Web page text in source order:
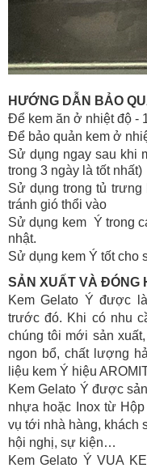
HƯỚNG DẪN BẢO
Để kem ăn ở nhiệt độ -
Để bảo quản kem ở
Sử dụng ngay sau khi
trong 3 ngày là tốt nhất)
Sử dụng trong tủ
tránh gió thổi vào
Sử dụng kem Ý trong
nhật.
Sử dụng kem Ý tốt cho
SẢN XUẤT VÀ ĐÓNG
Kem Gelato Ý được
trước đó. Khi có nhu
chúng tôi mới sản
ngon bổ, chất lượng
liệu kem Ý hiệu
Kem Gelato Ý được
nhựa hoặc Inox từ
vụ tới nhà hàng, khách
hội nghị, sự kiện…
Kem Gelato Ý VUA